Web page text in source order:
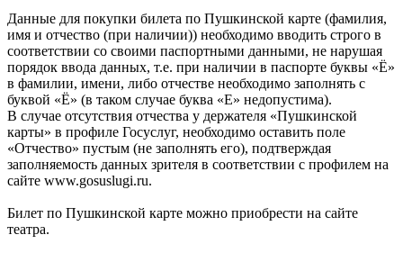
Данные для покупки билета по Пушкинской карте (фамилия,
имя и отчество (при наличии)) необходимо вводить строго в
соответствии со своими паспортными данными, не нарушая
порядок ввода данных, т.е. при наличии в паспорте буквы «Ё»
в фамилии, имени, либо отчестве необходимо заполнять с
буквой «Ё» (в таком случае буква «Е» недопустима).
В случае отсутствия отчества у держателя «Пушкинской
карты» в профиле Госуслуг, необходимо оставить поле
«Отчество» пустым (не заполнять его), подтверждая
заполняемость данных зрителя в соответствии с профилем на
сайте www.gosuslugi.ru.
Билет по Пушкинской карте можно приобрести на сайте
театра.